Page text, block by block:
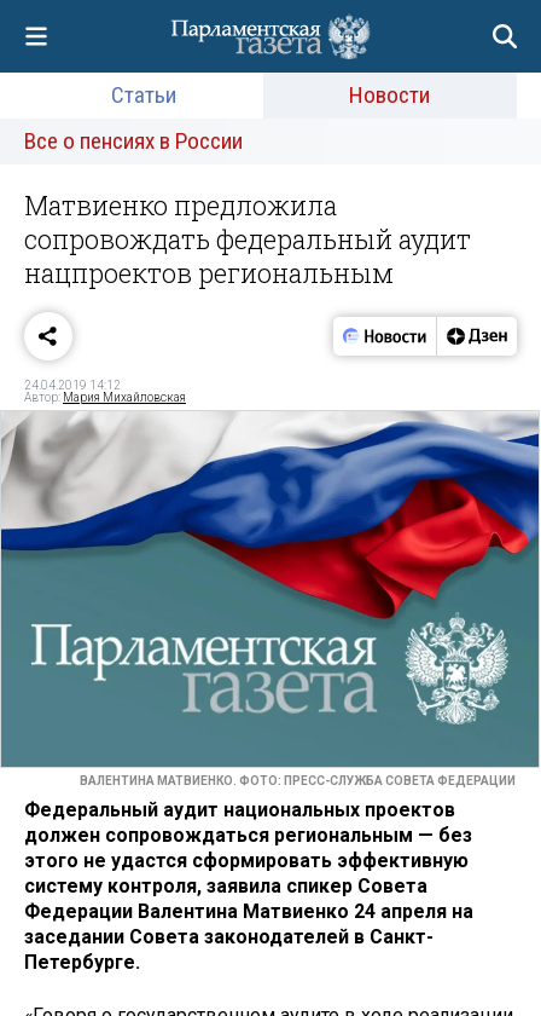
Статьи
Новости
Все о пенсиях в России
Матвиенко предложила
сопровождать федеральный аудит
нацпроектов региональным
24.04.2019 14:12
Автор: Мария Михайловская
ВАЛЕНТИНА МАТВИЕНКО. ФОТО: ПРЕСС-СЛУЖБА СОВЕТА ФЕДЕРАЦИИ
Федеральный аудит национальных проектов
должен сопровождаться региональным — без
этого не удастся сформировать эффективную
систему контроля, заявила спикер Совета
Федерации Валентина Матвиенко 24 апреля на
заседании Совета законодателей в Санкт-
Петербурге.